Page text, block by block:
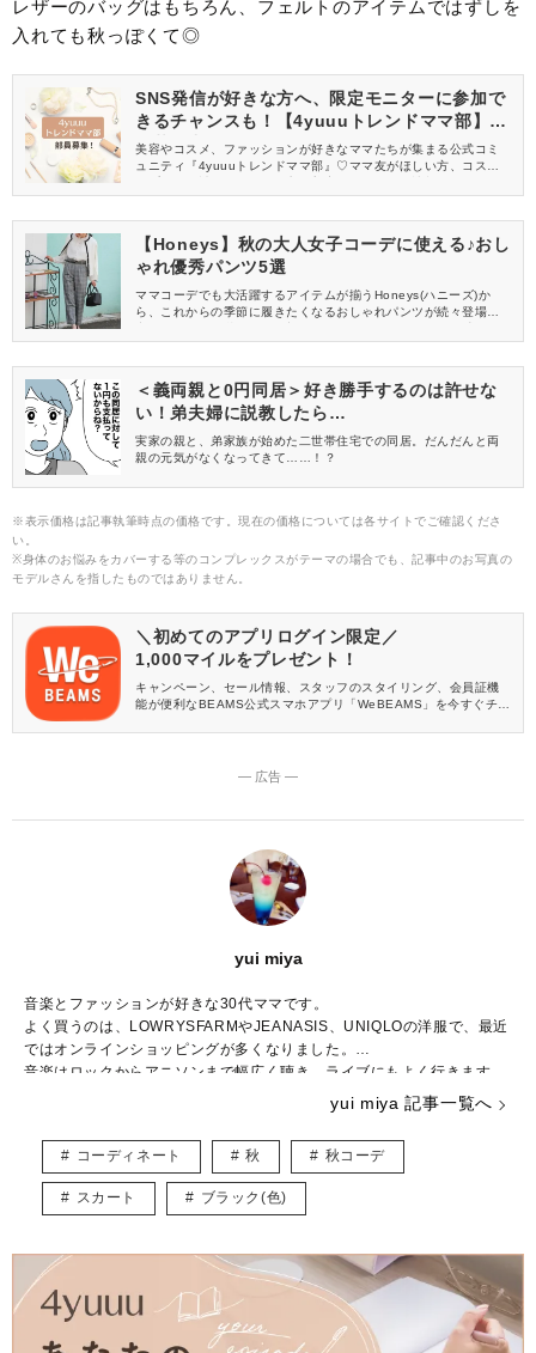
レザーのバッグはもちろん、フェルトのアイテムではずしを
入れても秋っぽくて◎
SNS発信が好きな方へ、限定モニターに参加で
きるチャンスも！【4yuuuトレンドママ部】部
員募集中
美容やコスメ、ファッションが好きなママたちが集まる公式コミ
ュニティ『4yuuuトレンドママ部』♡ママ友がほしい方、コスメサ
信してくれる方を募集しています！
【Honeys】秋の大人女子コーデに使える♪おし
ゃれ優秀パンツ5選
ママコーデでも大活躍するアイテムが揃うHoneys(ハニーズ)か
ら、これからの季節に履きたくなるおしゃれパンツが続々登場
ップします♪今回は、中でもおすすめのパンツを厳選してご紹介。
＜義両親と0円同居＞好き勝手するのは許せな
い！弟夫婦に説教したら…
実家の親と、弟家族が始めた二世帯住宅での同居。だんだんと両
親の元気がなくなってきて……！？
※表示価格は記事執筆時点の価格です。現在の価格については各サイトでご確認くださ
い。
※身体のお悩みをカバーする等のコンプレックスがテーマの場合でも、記事中のお写真の
モデルさんを指したものではありません。
＼初めてのアプリログイン限定／
1,000マイルをプレゼント！
キャンペーン、セール情報、スタッフのスタイリング、会員証機
能が便利なBEAMS公式スマホアプリ「WeBEAMS」を今すぐチェ
― 広告 ―
yui miya
音楽とファッションが好きな30代ママです。
よく買うのは、LOWRYSFARMやJEANASIS、UNIQLOの洋服で、最近
ではオンラインショッピングが多くなりました。
音楽はロックからアニソンまで幅広く聴き、ライブにもよく行きます。
ハリーポッターシリーズのファンで、ファンタスティックビーストの新
趣味はハンドメイドやイラストを描くことで、子どもが寝たあとにコツ
コツ作業しています。
主にファッションの記事を書かせていただくと思いますが、自分の感じ
た“いいね”をみなさんと共有できたら嬉しいです。
yui miya 記事一覧へ
コーディネート 秋 秋コーデ
スカート ブラック(色)